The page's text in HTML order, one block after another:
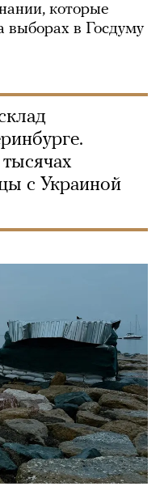
которые
выборах в Госдуму
с Украиной